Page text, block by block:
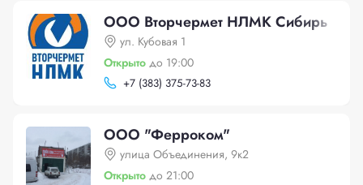
ООО Вторчермет НЛМК Сибирь
ул. Кубовая 1
Открыто до 19:00
+7 (383) 375-73-83
ООО "Ферроком"
улица Объединения, 9к2
Открыто до 21:00